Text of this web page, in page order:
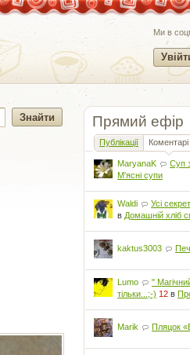
Ми в
Прямий ефір
Публікації Коментарі
MaryanaK Суп
М'ясні супи
Waldi Усі
в Домашній хліб
kaktus3003
Lumo
"
тільки...;-) 12 в
Marik Пляцок